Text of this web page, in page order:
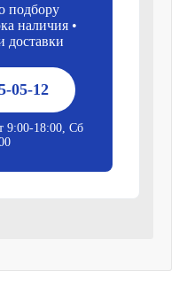
подбору
наличия •
доставки
05-12
9:00-18:00, Сб